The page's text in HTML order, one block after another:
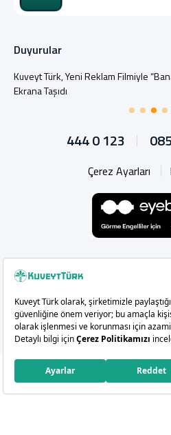
Duyurular
Kuveyt Türk, Erkek Voleybol Milli
444 0 123
Çerez Ayarları
Whatsapp
Copyright 2026 Kuveyt Türk